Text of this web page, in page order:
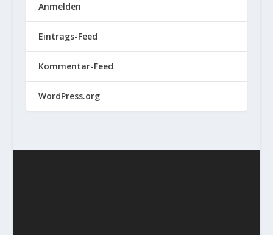
Anmelden
Eintrags-Feed
Kommentar-Feed
WordPress.org